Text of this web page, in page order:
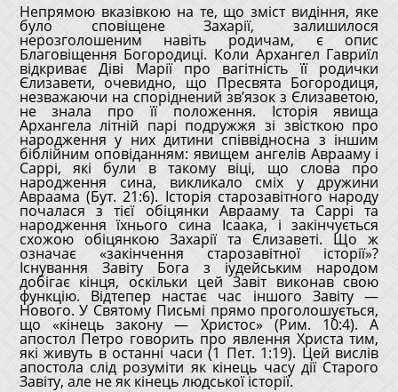
Непрямою вказівкою на те, що зміст видіння, яке
було сповіщене Захарії, залишилося
нерозголошеним навіть родичам, є опис
Благовіщення Богородиці. Коли Архангел Гавриїл
відкриває Діві Марії про вагітність її родички
Єлизавети, очевидно, що Пресвята Богородиця,
незважаючи на споріднений зв’язок з Єлизаветою,
не знала про її положення. Історія явища
Архангела літній парі подружжя зі звісткою про
народження у них дитини співвідносна з іншим
біблійним оповіданням: явищем ангелів Аврааму і
Саррі, які були в такому віці, що слова про
народження сина, викликало сміх у дружини
Авраама (Бут. 21:6). Історія старозавітного народу
почалася з тієї обіцянки Аврааму та Саррі та
народження їхнього сина Ісаака, і закінчується
схожою обіцянкою Захарії та Єлизаветі. Що ж
означає «закінчення старозавітної історії»?
Існування Завіту Бога з іудейським народом
добігає кінця, оскільки цей Завіт виконав свою
функцію. Відтепер настає час іншого Завіту —
Нового. У Святому Письмі прямо проголошується,
що «кінець закону — Христос» (Рим. 10:4). А
апостол Петро говорить про явлення Христа тим,
які живуть в останні часи (1 Пет. 1:19). Цей вислів
апостола слід розуміти як кінець часу дії Старого
Завіту, але не як кінець людської історії.